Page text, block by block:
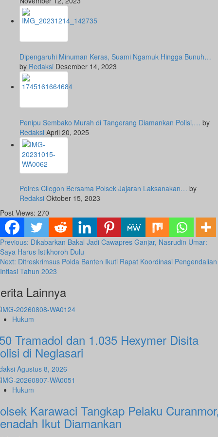
Dipengaruhi Minuman Keras, Suami Ngamuk Hingga Bunuh…
by Redaksi Desember 14, 2023
Penipu Sembako Murah di Tangerang Diamankan Polisi,… by
Redaksi April 20, 2025
Polres Cilegon Bersama Polsek Jajaran Laksanakan… by
Redaksi Oktober 15, 2023
Post Views: 270
Post
navigation
Previous: Dikabarkan Bakal Jadi Cawapres Ganjar, Nasrudin Umar:
Saya Harus Istikhoroh Dulu
Next: Ditreskrimsus Polda Banten Ikuti Rapat Koordinasi Pengendalian
Inflasi Tahun 2023
Lainnya
Hukum
Tramadol dan 1.035 Hexymer Disita
di Neglasari
Agustus 8, 2026
Hukum
Karawaci Tangkap Pelaku
Ikut Diamankan